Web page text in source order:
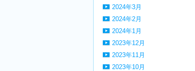
2024年3月
2024年2月
2024年1月
2023年12月
2023年11月
2023年10月